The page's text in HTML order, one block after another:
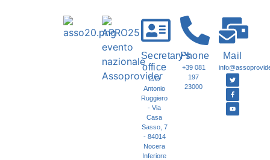
Secretary's
office
C/O
Antonio
Ruggiero
- Via
Casa
Sasso, 7
- 84014
Nocera
Inferiore
Phone
+39 081
197
23000
Mail